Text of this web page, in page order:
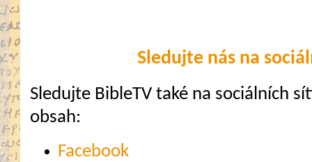
Sledujte nás na
Sledujte BibleTV také na sociálních
obsah:
Facebook